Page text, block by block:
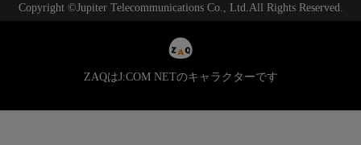
Copyright ©Jupiter Telecommunications Co., Ltd.All Rights Reserved.
ZAQはJ:COM NETのキャラクターです